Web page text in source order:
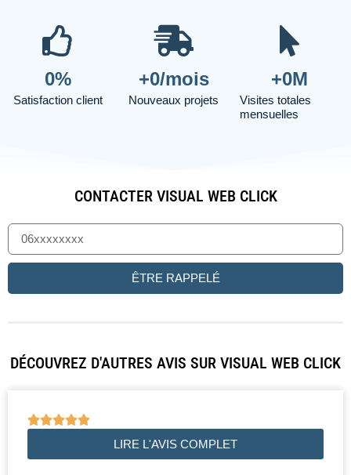
Satisfaction client
0%
Nouveaux projets
+0/mois
Visites totales
mensuelles
+0M
CONTACTER VISUAL WEB CLICK
ÊTRE RAPPELÉ
DÉCOUVREZ D'AUTRES AVIS SUR VISUAL WEB CLICK

LIRE L'AVIS COMPLET